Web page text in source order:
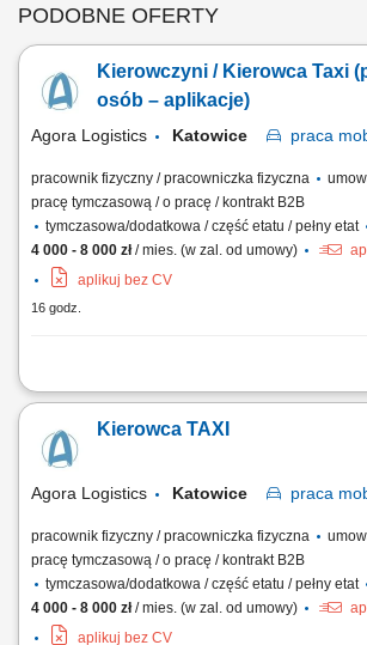
PODOBNE OFERTY
Kierowczyni / Kierowca Taxi
osób – aplikacje)
Agora Logistics Katowice praca
pracownik fizyczny / pracowniczka fizyczna
pracę tymczasową / o pracę / kontrakt B2B
tymczasowa/dodatkowa / część etatu / pełny etat
4 000 - 8 000 zł/ mies. (w zal. od umowy)
aplikuj bez CV
16 godz.
Zakres obowiązków: Prowadzenie przewozów
„zamiast taksometru”) Kontrola stanu technicznego
rozpoczęciem pracy, m.in.: oświetlenie,
Kierowca TAXI
Agora Logistics Katowice praca
pracownik fizyczny / pracowniczka fizyczna
pracę tymczasową / o pracę / kontrakt B2B
tymczasowa/dodatkowa / część etatu / pełny etat
4 000 - 8 000 zł/ mies. (w zal. od umowy)
aplikuj bez CV